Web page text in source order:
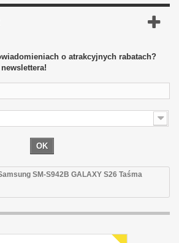
o atrakcyjnych rabatach?
OK
SM-S942B GALAXY S26 Taśma